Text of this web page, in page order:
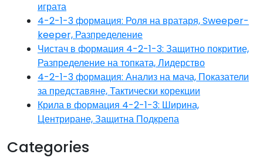
играта
4-2-1-3 формация: Роля на вратаря, Sweeper-
keeper, Разпределение
Чистач в формация 4-2-1-3: Защитно покритие,
Разпределение на топката, Лидерство
4-2-1-3 формация: Анализ на мача, Показатели
за представяне, Тактически корекции
Крила в формация 4-2-1-3: Ширина,
Центриране, Защитна Подкрепа
Categories